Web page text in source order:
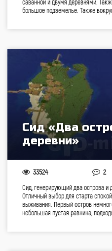
саванной и двумя деревнями.
большое подземелье. Также
Сид «Два
деревни»
33524 2
Сид, генерирующий два острова и
Отличный выбор для старта
выживания. Первый остров
небольшая пустая равнина,